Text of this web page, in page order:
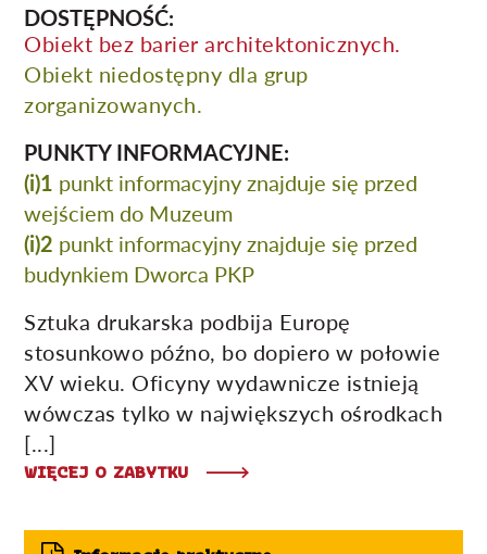
DOSTĘPNOŚĆ:
Obiekt bez barier architektonicznych.
Obiekt niedostępny dla grup
zorganizowanych.
PUNKTY INFORMACYJNE:
(i)1 punkt informacyjny znajduje się przed
wejściem do Muzeum
(i)2 punkt informacyjny znajduje się przed
budynkiem Dworca PKP
Sztuka drukarska podbija Europę
stosunkowo późno, bo dopiero w połowie
XV wieku. Oficyny wydawnicze istnieją
wówczas tylko w największych ośrodkach
[...]
WIĘCEJ O ZABYTKU